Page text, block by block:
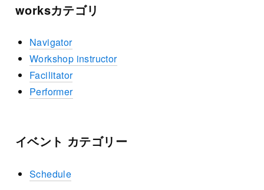
worksカテゴリ
Navigator
Workshop instructor
Facilitator
Performer
イベント カテゴリー
Schedule